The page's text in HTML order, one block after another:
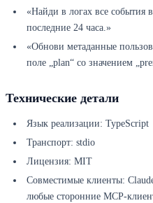
«Найди в логах все события
последние 24 часа.»
«Обнови метаданные
поле „plan“ со значением
Технические детали
Язык реализации: TypeScript
Транспорт: stdio
Лицензия: MIT
Совместимые клиенты:
любые сторонние MCP-